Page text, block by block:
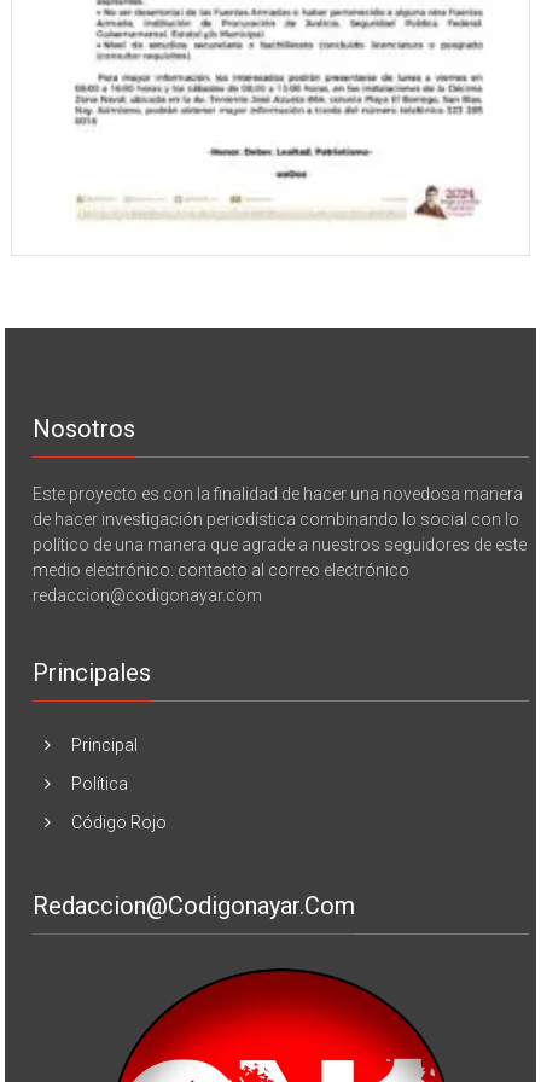
Nosotros
Este proyecto es con la finalidad de hacer una novedosa manera
de hacer investigación periodística combinando lo social con lo
político de una manera que agrade a nuestros seguidores de este
medio electrónico. contacto al correo electrónico
redaccion@codigonayar.com
Principales
Principal
Política
Código Rojo
Redaccion@codigonayar.com